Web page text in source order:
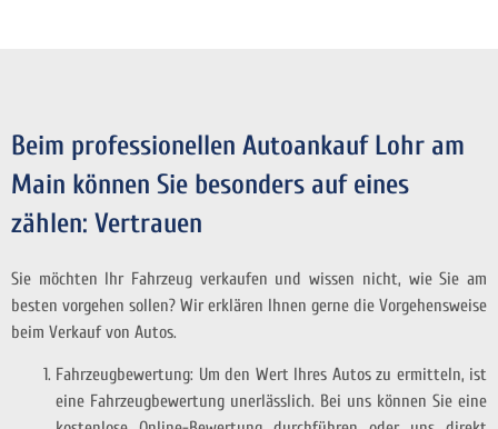
Beim professionellen Autoankauf Lohr am
Main können Sie besonders auf eines
zählen: Vertrauen
Sie möchten Ihr Fahrzeug verkaufen und wissen nicht, wie Sie am
besten vorgehen sollen? Wir erklären Ihnen gerne die Vorgehensweise
beim Verkauf von Autos.
Fahrzeugbewertung: Um den Wert Ihres Autos zu ermitteln, ist
eine Fahrzeugbewertung unerlässlich. Bei uns können Sie eine